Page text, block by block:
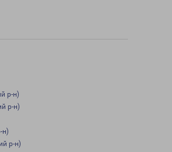
р-н)
р-н)
н)
р-н)